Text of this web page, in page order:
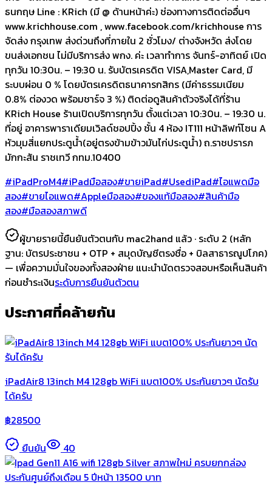
ธนกฤษ Line : KRich (มี @ ด้านหน้าค่ะ) ช่องทางการติดต่ออื่นๆ
www.krichhouse.com , www.facebook.com/krichhouse การ
จัดส่ง กรุงเทพ ส่งด่วนถึงที่ภายใน 2 ชั่วโมง/ ต่างจังหวัด ส่งโดย
ขนส่งเอกชน ไม่มีบริการส่ง พกง. ค่ะ เวลาทำการ จันทร์-อาทิตย์ เปิด
ทุกวัน 10:30น. – 19:30 น. รับบัตรเครดิต VISA,Master Card, มี
ระบบผ่อน 0 % โดยบัตรเครดิตธนาคารกสิกร (มีค่าธรรมเนียม
0.8% ต่องวด พร้อมชาร์จ 3 %) ติดต่อดูสินค้าตัวจริงได้ที่ร้าน
KRich House ร้านเปิดบริการทุกวัน ตั้งแต่เวลา 10:30น. – 19:30 น.
ที่อยู่ อาคารพาราเดียมเวิลด์ชอปปิ้ง ชั้น 4 ห้อง IT111 หน้าลิฟท์โซน A
หัวมุมสี่แยกประตูน้ำ(อยู่ตรงข้ามข้าวมันไก่ประตูน้ำ) ถ.ราชปรารภ
มักกะสัน ราชเทวี กทม.10400
#iPadProM4#iPadมือสอง#ขายiPad#UsediPad#ไอแพดมือ
สอง#ขายไอแพด#Appleมือสอง#ของแท้มือสอง#สินค้ามือ
สอง#มือสองสภาพดี
ผู้ขายรายนี้ยืนยันตัวตนกับ mac2hand แล้ว · ระดับ 2 (หลัก
ฐาน: บัตรประชาชน + OTP + สมุดบัญชีตรงชื่อ + บิลสาธารณูปโภค)
— เพื่อความมั่นใจของทั้งสองฝ่าย แนะนำนัดตรวจสอบหรือเห็นสินค้า
ก่อนชำระเงินระดับการยืนยันตัวตน
ประกาศที่คล้ายกัน
iPadAir8 13inch M4 128gb WiFi แบต100% ประกันยาวๆ นัดรับ
ได้ครับ
฿28500
ยืนยัน
40